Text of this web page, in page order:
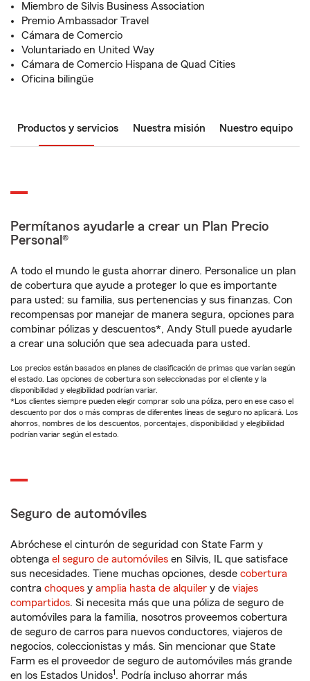
Miembro de Silvis Business Association
Premio Ambassador Travel
Cámara de Comercio
Voluntariado en United Way
Cámara de Comercio Hispana de Quad Cities
Oficina bilingüe
Productos y servicios Nuestra misión Nuestro equipo
Permítanos ayudarle a crear un Plan Precio
Personal®
A todo el mundo le gusta ahorrar dinero. Personalice un plan
de cobertura que ayude a proteger lo que es importante
para usted: su familia, sus pertenencias y sus finanzas. Con
recompensas por manejar de manera segura, opciones para
combinar pólizas y descuentos*, Andy Stull puede ayudarle
a crear una solución que sea adecuada para usted.
Los precios están basados en planes de clasificación de primas que varían según
el estado. Las opciones de cobertura son seleccionadas por el cliente y la
disponibilidad y elegibilidad podrían variar.
*Los clientes siempre pueden elegir comprar solo una póliza, pero en ese caso el
descuento por dos o más compras de diferentes líneas de seguro no aplicará. Los
ahorros, nombres de los descuentos, porcentajes, disponibilidad y elegibilidad
podrían variar según el estado.
Seguro de automóviles
Abróchese el cinturón de seguridad con State Farm y
obtenga el seguro de automóviles en Silvis, IL que satisface
sus necesidades. Tiene muchas opciones, desde cobertura
contra choques y amplia hasta de alquiler y de viajes
compartidos. Si necesita más que una póliza de seguro de
automóviles para la familia, nosotros proveemos cobertura
de seguro de carros para nuevos conductores, viajeros de
negocios, coleccionistas y más. Sin mencionar que State
Farm es el proveedor de seguro de automóviles más grande
en los Estados Unidos1. Podría incluso ahorrar más